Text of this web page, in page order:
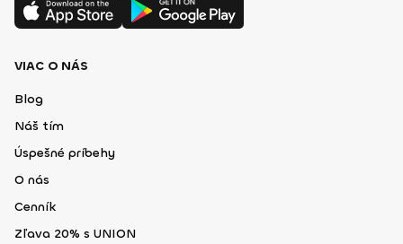
VIAC O NÁS
Blog
Náš tím
Úspešné príbehy
O nás
Cenník
Zľava 20% s UNION